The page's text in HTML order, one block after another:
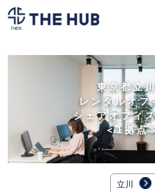
お申込み
TOPペー
利用プラ
拠点一覧
契約フロー
東京都立
レンタルオフ
シェアオフィ
＜1拠点
立川